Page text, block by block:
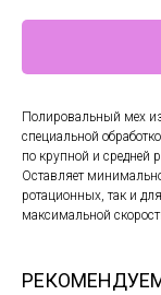
Полировальный мех
специальной
по крупной и средней
Оставляет
ротационных, так и
максимальной